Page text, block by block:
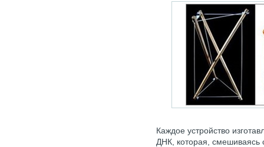
Каждое устройство
ДНК, которая, смешиваясь